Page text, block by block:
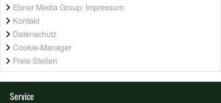
Ebner Media Group: Impressum
Kontakt
Datenschutz
Cookie-Manager
Freie Stellen
Service